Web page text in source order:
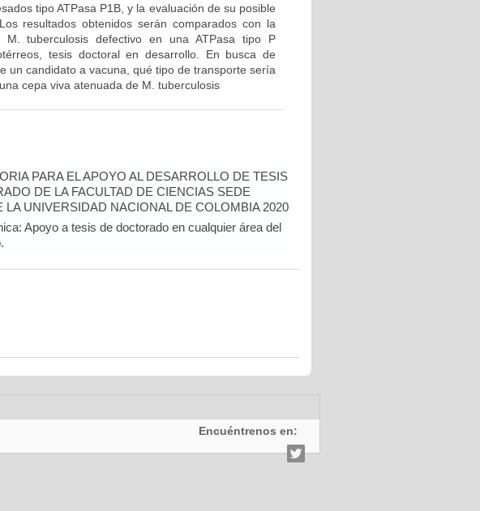
tipo ATPasa P1B, y la evaluación de su posible
resultados obtenidos serán comparados con la
tuberculosis defectivo en una ATPasa tipo P
tesis doctoral en desarrollo. En busca de
un candidato a vacuna, qué tipo de transporte sería
cepa viva atenuada de M. tuberculosis
PARA EL APOYO AL DESARROLLO DE TESIS
DE LA FACULTAD DE CIENCIAS SEDE
LA UNIVERSIDAD NACIONAL DE COLOMBIA 2020
Apoyo a tesis de doctorado en cualquier área del
Encuéntrenos en: